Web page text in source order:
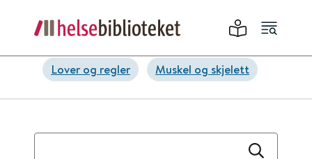
Lover og regler Muskel og skjelett